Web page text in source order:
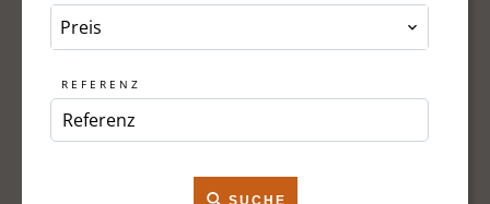
Preis
REFERENZ